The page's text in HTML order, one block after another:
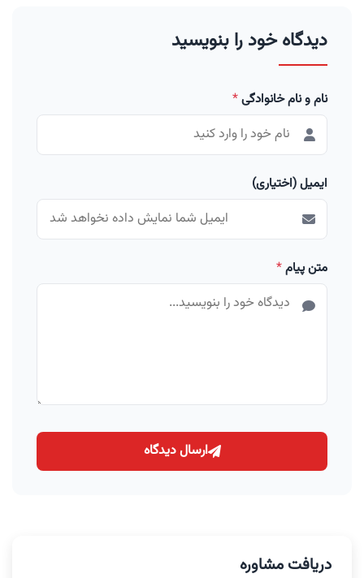
دیدگاه خود را بنویسید
نام و نام خانوادگی*
ایمیل (اختیاری)
متن پیام*
ارسال دیدگاه
دریافت مشاوره